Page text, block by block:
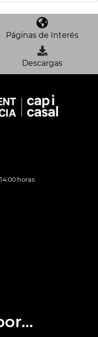
Páginas de Interés
Descargas
horas